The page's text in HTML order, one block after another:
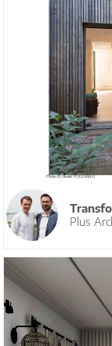
Plus